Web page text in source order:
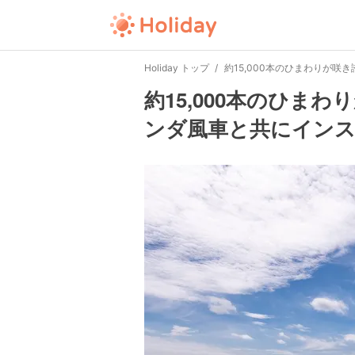
Holiday トップ 約15,000本のひまわりが咲き
約15,000本のひまわ
ンダ風車と共にイン